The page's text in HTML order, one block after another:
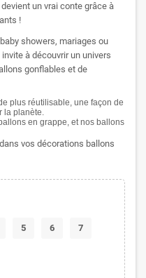
un vrai conte grâce à
!
showers, mariages ou
à découvrir un univers
gonflables et de
plus réutilisable, une façon de
la planète.
en grappe, et nos ballons
vos décorations ballons
5 6 7